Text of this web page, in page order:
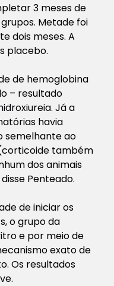
3 meses de
Metade foi
dois meses. A
placebo.
de hemoglobina
– resultado
Já a
havia
semelhante ao
também
dos animais
Penteado.
de iniciar os
o grupo da
e por meio de
exato de
Os resultados